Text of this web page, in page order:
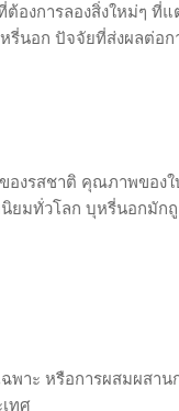
องการลองสิ่งใหม่ๆ ที่แ
รี่นอก ปัจจัยที่ส่งผลต่อก
องรสชาติ คุณภาพของ
นิยมทั่วโลก บุหรี่นอกมัก
พาะ หรือการผสมผสาน
ทศ